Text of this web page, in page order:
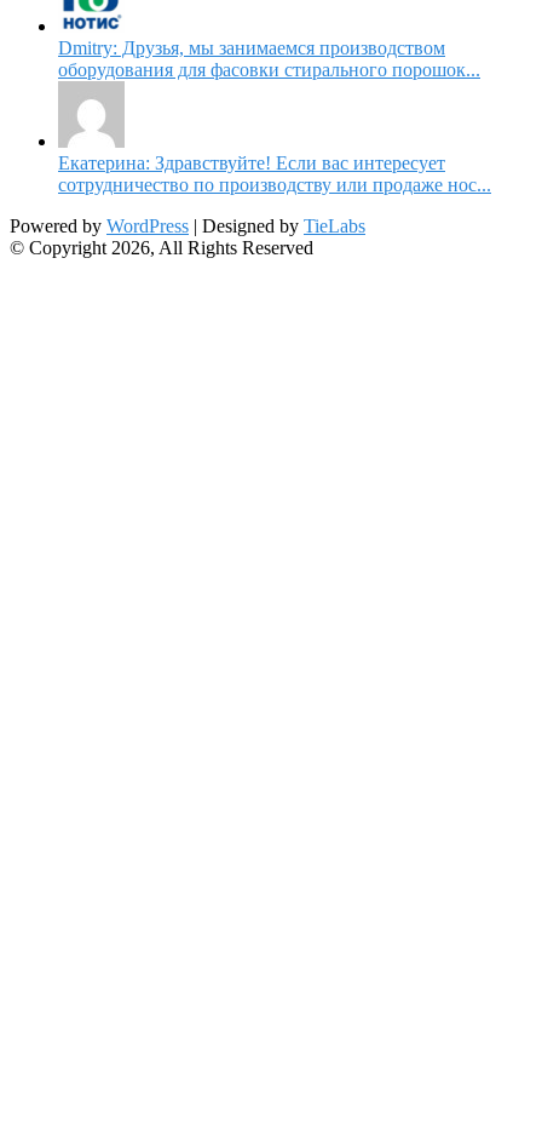
Dmitry: Друзья, мы занимаемся производством
оборудования для фасовки стирального порошок...
Екатерина: Здравствуйте! Если вас интересует
сотрудничество по производству или продаже нос...
Powered by WordPress | Designed by TieLabs
© Copyright 2026, All Rights Reserved